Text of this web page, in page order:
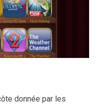
donnée par les